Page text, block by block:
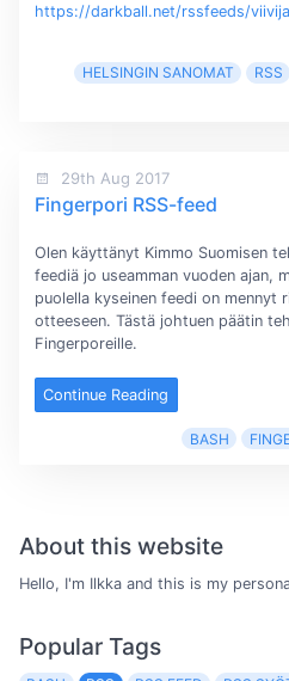
https://darkball.net/rssfeeds/
HELSINGIN SANOMAT RSS
29th Aug 2017
Fingerpori RSS-feed
Olen käyttänyt Kimmo Suomisen
feediä jo useamman vuoden ajan,
puolella kyseinen feedi on mennyt
otteeseen. Tästä johtuen päätin
Fingerporeille.
Continue Reading
BASH
About this website
Hello, I'm Ilkka and this is my
Popular Tags